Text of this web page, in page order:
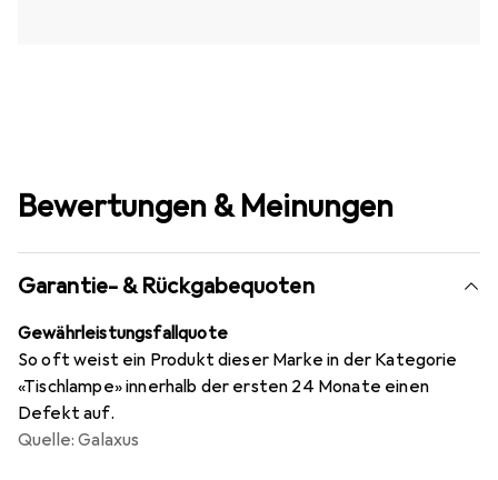
Bewertungen & Meinungen
Garantie- & Rückgabequoten
Gewährleistungsfallquote
So oft weist ein Produkt dieser Marke in der Kategorie
«Tischlampe» innerhalb der ersten 24 Monate einen
Defekt auf.
Quelle: Galaxus